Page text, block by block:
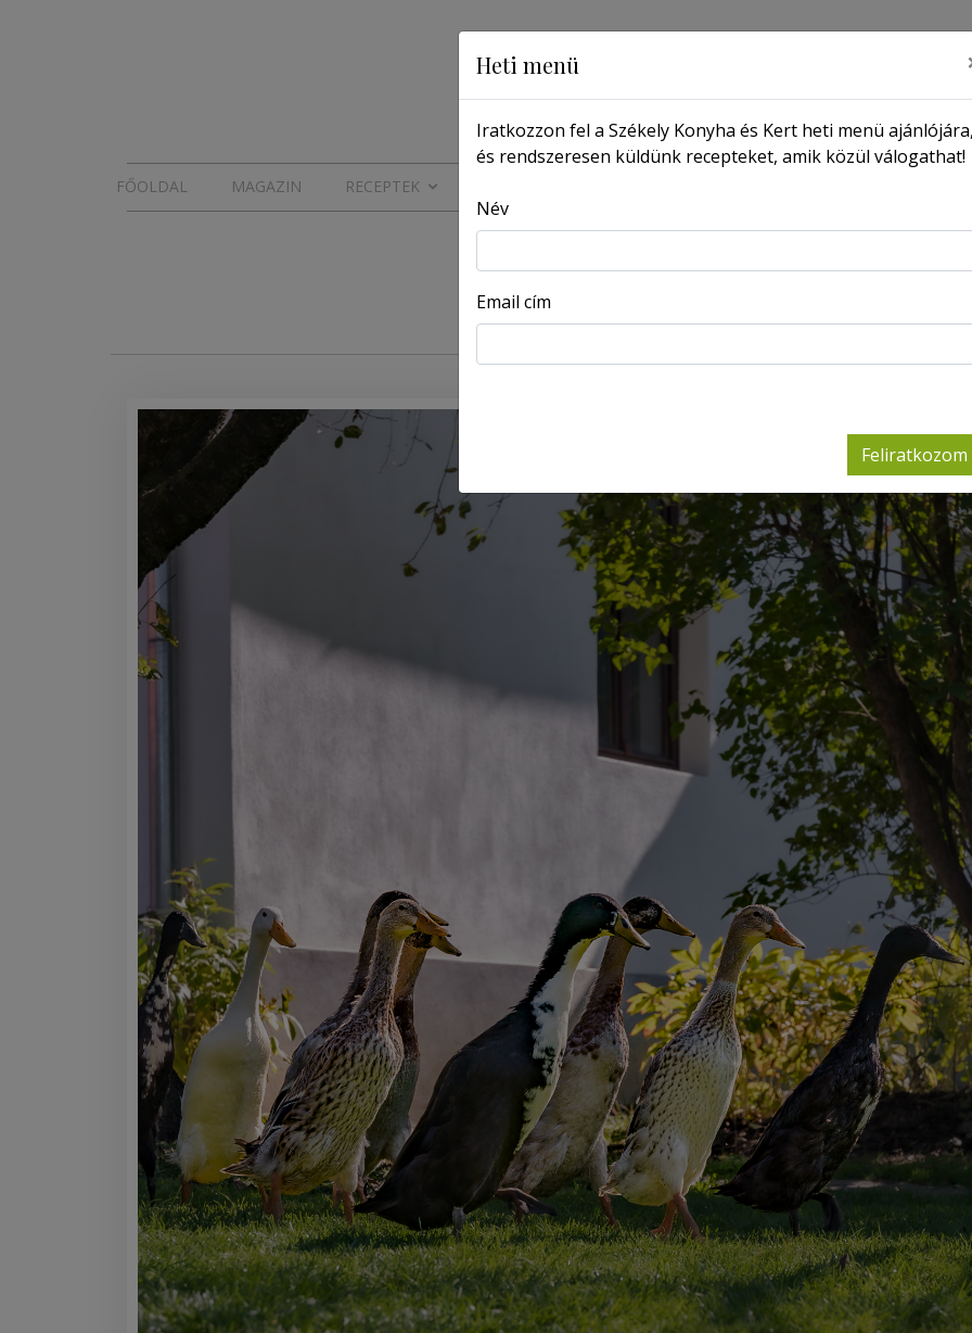
FŐOLDAL MAGAZIN RECEPTEK
2022-11-22
Heti menü
Iratkozzon fel a Székely Konyha és Kert heti menü
és rendszeresen küldünk recepteket, amik közül válogathat!
Név
Email cím
Feliratkozom